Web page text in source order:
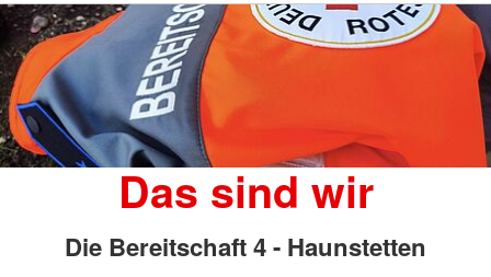
Das sind wir
Die Bereitschaft 4 - Haunstetten